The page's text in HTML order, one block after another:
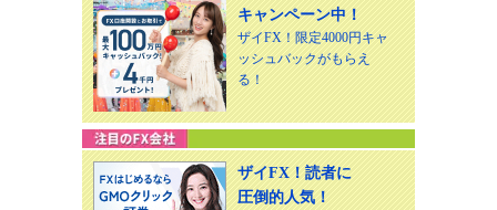
キャンペーン中！
ザイFX！限定4000円キャ
ッシュバックがもらえ
る！
ザイFX！読者に
圧倒的人気！